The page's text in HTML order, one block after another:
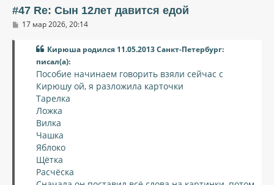
#47 Re: Сын 12лет давится едой
С17 мар 2026, 20:14
Кирюша родился 11.05.2013 Санкт-Петербург:
писал(а):
Пособие начинаем говорить взяли сейчас с
Кирюшу ой, я разложила карточки
Тарелка
Ложка
Вилка
Чашка
Яблоко
Щётка
Расчёска